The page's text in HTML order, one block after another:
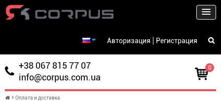
Авторизация Регистрация
0
+38 067 815 77 07
info@corpus.com.ua
Оплата и доставка